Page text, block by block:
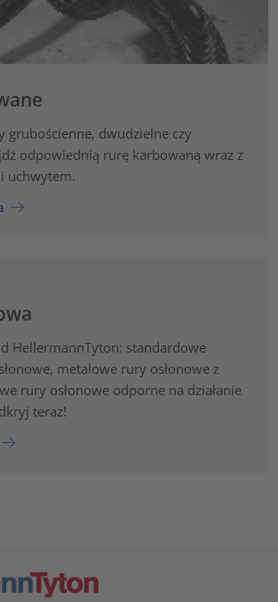
grubościenne, dwudzielne czy
odpowiednią rurę karbowaną wraz z
i uchwytem.
HellermannTyton: standardowe
metalowe rury osłonowe z
rury osłonowe odporne na działanie
teraz!